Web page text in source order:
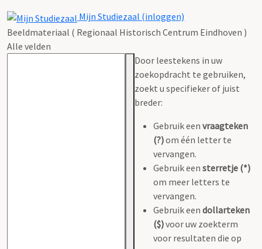
Mijn Studiezaal (inloggen)
Beeldmateriaal ( Regionaal Historisch Centrum Eindhoven )
Alle velden
Door leestekens in uw
zoekopdracht te gebruiken,
zoekt u specifieker of juist
breder:
Gebruik een vraagteken
(?)om één letter te
vervangen.
Gebruik een sterretje (*)
om meer letters te
vervangen.
Gebruik een dollarteken
($)voor uw zoekterm
voor resultaten die op